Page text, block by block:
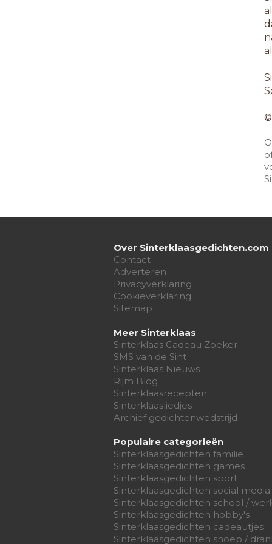
Over Sinterklaasgedichten.com
Contact
Adverteren
Privacyverklaring
Cookieverklaring
Sitemap
Meer Sinterklaas
Sinterklaas Cadeau Zoeker
SMS van de Sint
Sinterklaas Nieuws
Rijm Blog
Sinterklaasrecepten
Sinterklaasliedjes
Archief gedichtenwedstrijd
Populaire categorieën
Sinterklaasgedichten familie
Sinterklaasgedichten games
Sinterklaasgedichten sport
Sinterklaasgedichten social media
Sinterklaasgedichten school /
Sinterklaasgedichten hobby's
Sinterklaasgedichten cadeautjes
Sinterklaasgedichten snoep /